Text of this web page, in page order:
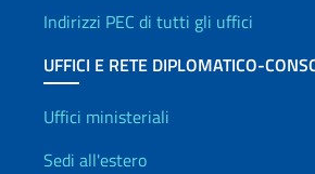
Indirizzi PEC di tutti gli uffici
UFFICI E RETE DIPLOMATICO-
Uffici e Rete
Uffici ministeriali
Sedi all'estero